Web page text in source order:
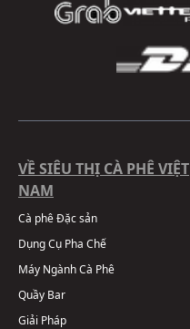
VỀ SIÊU THỊ CÀ PHÊ VIỆT
NAM
Cà phê Đặc sản
Dụng Cụ Pha Chế
Máy Ngành Cà Phê
Quầy Bar
Giải Pháp